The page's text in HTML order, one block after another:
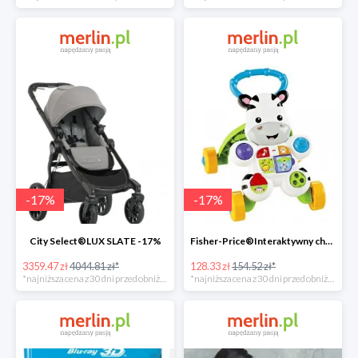
-17%
City Select®LUX SLATE -17%
3359.47 zł4044.81 zł*
*najniższa cena z 30 dni przed obniżką
-17%
Fisher-Price®Interaktywny chodzik Zebra -17%
128.33 zł154.52 zł*
*najniższa cena z 30 dni przed obniżką